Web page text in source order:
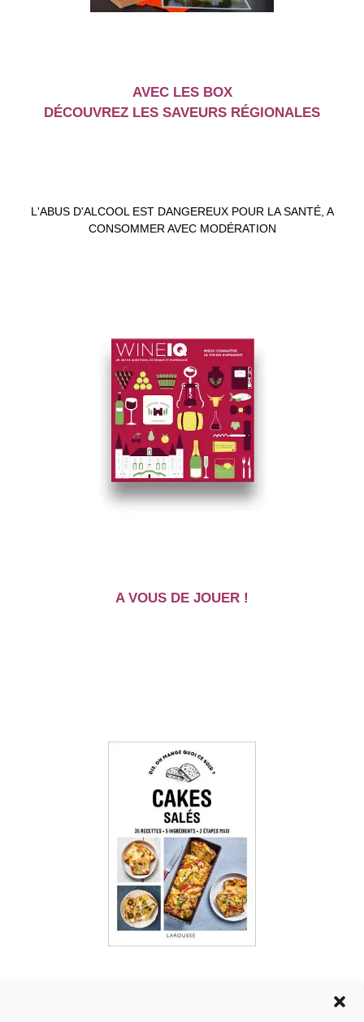
AVEC LES BOX
DÉCOUVREZ LES SAVEURS RÉGIONALES
L'ABUS D'ALCOOL EST DANGEREUX POUR LA SANTÉ, A
CONSOMMER AVEC MODÉRATION
A VOUS DE JOUER !